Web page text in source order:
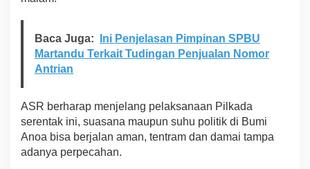
a
t
t
a
T
e
Baca Juga:
Ini Penjelasan Pimpinan SPBU
Martandu Terkait Tudingan Penjualan Nomor
Antrian
ASR berharap menjelang pelaksanaan Pilkada
serentak ini, suasana maupun suhu politik di Bumi
Anoa bisa berjalan aman, tentram dan damai tampa
adanya perpecahan.